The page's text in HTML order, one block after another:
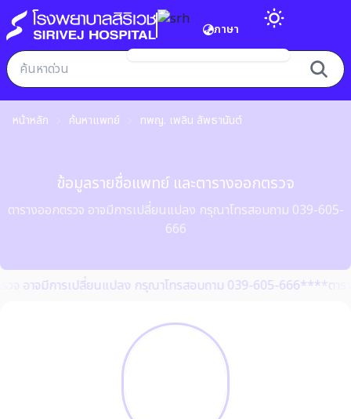
ภาษา
หน้าหลัก ค้นหาแพทย์ ทพญ. เพลิน ลัพธานันต์
ข้อมูลรายชื่อแพทย์ และตารางออกตรวจ
ตารางออกตรวจ อาจมีการเปลี่ยนแปลง กรุณาโทรสอบถาม 039-605-
666
วจ อาจมีการเปลี่ยนแปลง กรุณาโทรสอบถาม 039-605-666****ตาร